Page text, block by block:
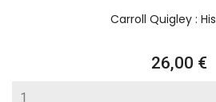
Carroll Quigley :
Prix
26,00 €